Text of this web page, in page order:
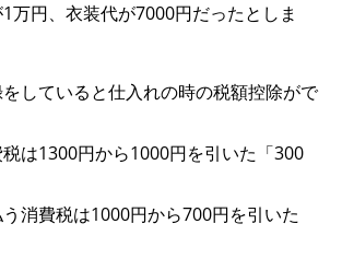
万円、衣装代が7000円だったとしま
していると仕入れの時の税額控除がで
は1300円から1000円を引いた「300
消費税は1000円から700円を引いた